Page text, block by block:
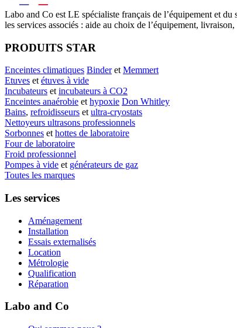
Labo and Co est LE spécialiste français de l’équipement et
les services associés : aide au choix de l’équipement,
PRODUITS STAR
Enceintes climatiques Binderet Memmert
Etuves et étuves à vide
Incubateurs et incubateurs à CO2
Enceintes anaérobie et hypoxie Don Whitley
Bains, refroidisseurs et ultra-cryostats
Nettoyeurs ultrasons professionnels
Sorbonnes et hottes de laboratoire
Four de laboratoire
Froid professionnel
Pompes à vide et générateurs de gaz
Toutes les marques
Les services
Aménagement
Installation
Essais externalisés
Location
Métrologie
Qualification
Réparation
Labo and Co